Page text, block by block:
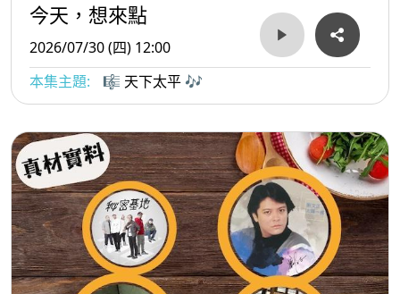
今天，想來點
2026/07/30 (四) 12:00
本集主題:
🎼 天下太平 🎶